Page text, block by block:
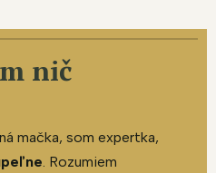
nič
mačka, som expertka,
. Rozumiem